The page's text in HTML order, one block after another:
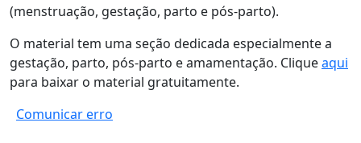
(menstruação, gestação, parto e pós-parto).
O material tem uma seção dedicada especialmente a
gestação, parto, pós-parto e amamentação. Cliqueaqui
para baixar o material gratuitamente.
Comunicar erro